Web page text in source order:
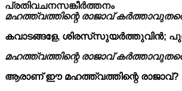
പ്രതിവചനസങ്കീർത്തനം
മഹത്ത്വത്തിന്റെ രാജാവ്
കവാടങ്ങളേ, ശിരസ്‌സുയർത്തുവിൻ;
മഹത്ത്വത്തിന്റെ രാജാവ്
ആരാണ് ഈ മഹത്ത്വത്തിന്റെ